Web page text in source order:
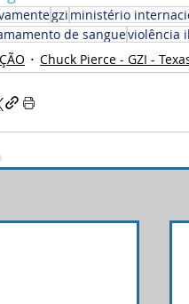
gzi ministério
de sangueviolência
Chuck Pierce - GZI -